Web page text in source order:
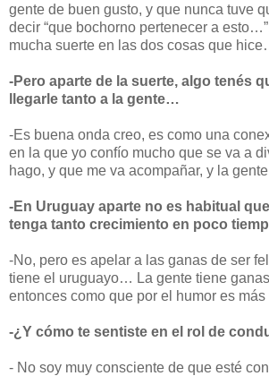
gente de buen gusto, y que nunca tuve
decir “que bochorno pertenecer a
mucha suerte en las dos cosas que
-Pero aparte de la suerte, algo tenés
llegarle tanto a la gente…
-Es buena onda creo, es como una
en la que yo confío mucho que se va a
hago, y que me va acompañar, y la
-En Uruguay aparte no es habitual
tenga tanto crecimiento en poco
-No, pero es apelar a las ganas de ser
tiene el uruguayo… La gente tiene
entonces como que por el humor es
-¿Y cómo te sentiste en el rol de
- No soy muy consciente de que esté